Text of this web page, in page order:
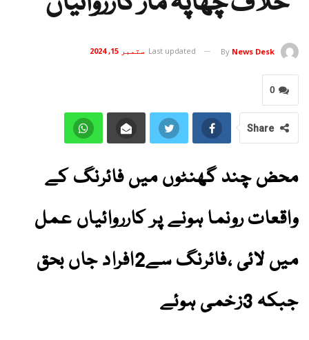
By News Desk
Last updated ستمبر 15, 2024
0
Share
محض چند گھنٹوں میں فائرنگ کے
واقعات رونما ہونے پر کارروائیاں عمل
میں لائی ،فائرنگ سے2افراد جاں بحق
جبکہ 3زخمی ہوئے